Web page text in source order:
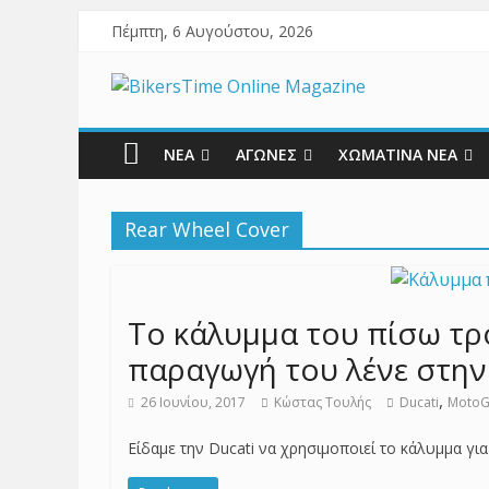
Πέμπτη, 6 Αυγούστου, 2026
ΝΕΑ ΑΓΩΝΕΣ ΧΩΜΑΤΙΝΑ ΝΕΑ
Rear Wheel Cover
To κάλυμμα του πίσω
παραγωγή του λένε
26 Ιουνίου, 2017 Κώστας Τουλής Ducati,
Είδαμε την Ducati να χρησιμοποιεί το κάλυμμα